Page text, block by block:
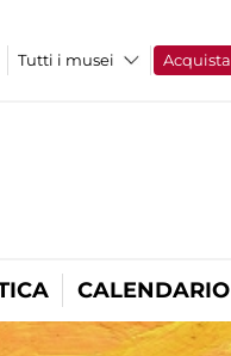
Tutti i musei Acquista
CALENDARIO